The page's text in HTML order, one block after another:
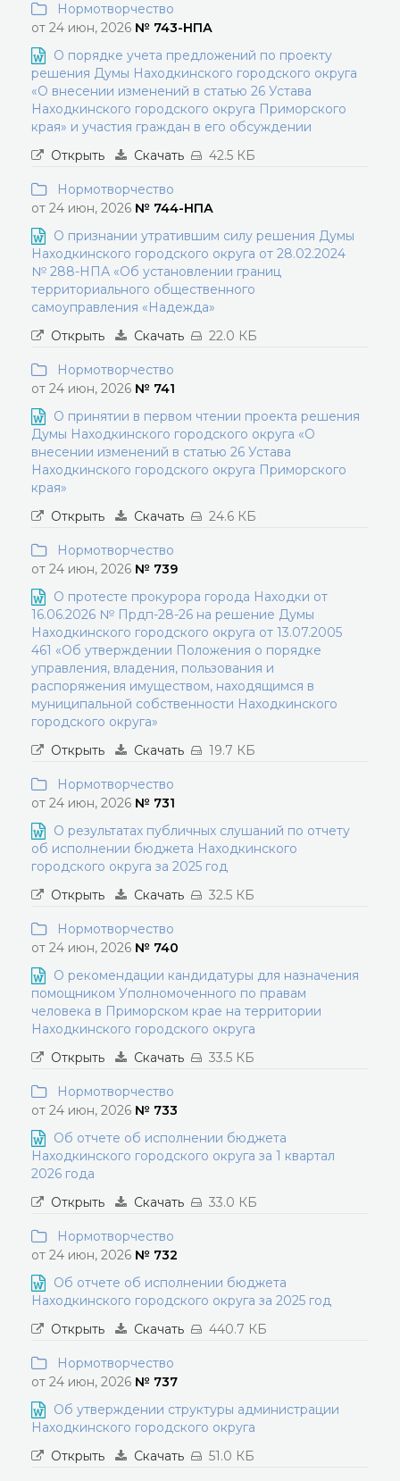
Нормотворчество
от 24 июн, 2026 № 743-НПА
О порядке учета предложений по проекту
решения Думы Находкинского городского округа
«О внесении изменений в статью 26 Устава
Находкинского городского округа Приморского
края» и участия граждан в его обсуждении
Открыть
Скачать 42.5 КБ
Нормотворчество
от 24 июн, 2026 № 744-НПА
О признании утратившим силу решения Думы
Находкинского городского округа от 28.02.2024
№ 288-НПА «Об установлении границ
территориального общественного
самоуправления «Надежда»
Открыть
Скачать 22.0 КБ
Нормотворчество
от 24 июн, 2026 № 741
О принятии в первом чтении проекта решения
Думы Находкинского городского округа «О
внесении изменений в статью 26 Устава
Находкинского городского округа Приморского
края»
Открыть
Скачать 24.6 КБ
Нормотворчество
от 24 июн, 2026 № 739
О протесте прокурора города Находки от
16.06.2026 № Прдп-28-26 на решение Думы
Находкинского городского округа от 13.07.2005
461 «Об утверждении Положения о порядке
управления, владения, пользования и
распоряжения имуществом, находящимся в
муниципальной собственности Находкинского
городского округа»
Открыть
Скачать 19.7 КБ
Нормотворчество
от 24 июн, 2026 № 731
О результатах публичных слушаний по отчету
об исполнении бюджета Находкинского
городского округа за 2025 год
Открыть
Скачать 32.5 КБ
Нормотворчество
от 24 июн, 2026 № 740
О рекомендации кандидатуры для назначения
помощником Уполномоченного по правам
человека в Приморском крае на территории
Находкинского городского округа
Открыть
Скачать 33.5 КБ
Нормотворчество
от 24 июн, 2026 № 733
Об отчете об исполнении бюджета
Находкинского городского округа за 1 квартал
2026 года
Открыть
Скачать 33.0 КБ
Нормотворчество
от 24 июн, 2026 № 732
Об отчете об исполнении бюджета
Находкинского городского округа за 2025 год
Открыть
Скачать 440.7 КБ
Нормотворчество
от 24 июн, 2026 № 737
Об утверждении структуры администрации
Находкинского городского округа
Открыть
Скачать 51.0 КБ